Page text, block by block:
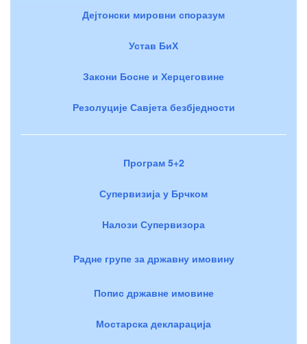
Дејтонски мировни споразум
Устав БиХ
Закони Босне и Херцеговине
Резолуције Савјета безбједности
Програм 5+2
Супервизија у Брчком
Налози Супервизора
Радне групе за државну имовину
Попис државне имовине
Мостарска декларација